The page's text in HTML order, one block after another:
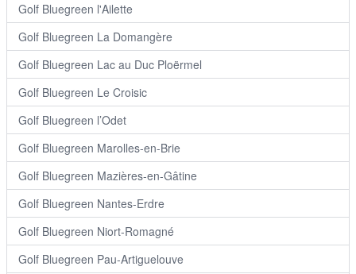
Golf Bluegreen l'Ailette
Golf Bluegreen La Domangère
Golf Bluegreen Lac au Duc Ploërmel
Golf Bluegreen Le Croisic
Golf Bluegreen l’Odet
Golf Bluegreen Marolles-en-Brie
Golf Bluegreen Mazières-en-Gâtine
Golf Bluegreen Nantes-Erdre
Golf Bluegreen Niort-Romagné
Golf Bluegreen Pau-Artiguelouve